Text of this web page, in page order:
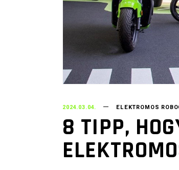
2024.03.04. ELEKTROMOS
8 TIPP,